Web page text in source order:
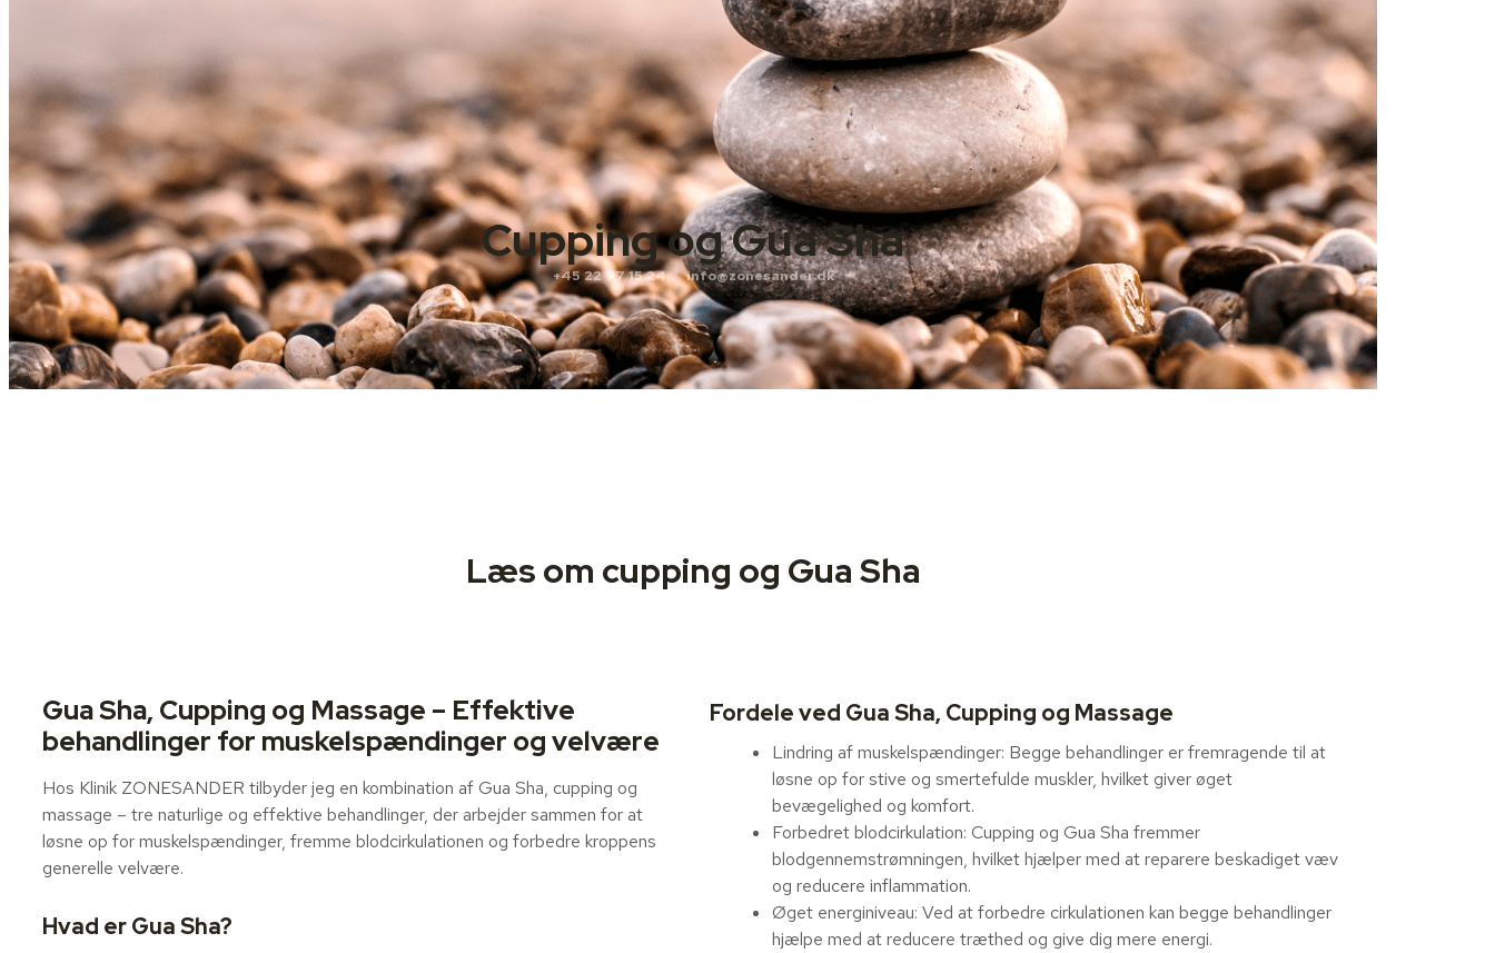
Cupping og Gua Sha
+45 22 77 15 24 info@zonesander.dk
Læs om cupping og Gua Sha
Gua Sha, Cupping og Massage – Effektive
behandlinger for muskelspændinger og velvære
Hos Klinik ZONESANDER tilbyder jeg en kombination af Gua Sha, cupping og
massage – tre naturlige og effektive behandlinger, der arbejder sammen for at
løsne op for muskelspændinger, fremme blodcirkulationen og forbedre kroppens
generelle velvære.
Hvad er Gua Sha?
Fordele ved Gua Sha, Cupping og Massage
Lindring af muskelspændinger: Begge behandlinger er fremragende til at
løsne op for stive og smertefulde muskler, hvilket giver øget
bevægelighed og komfort.
Forbedret blodcirkulation: Cupping og Gua Sha fremmer
blodgennemstrømningen, hvilket hjælper med at reparere beskadiget væv
og reducere inflammation.
Øget energiniveau: Ved at forbedre cirkulationen kan begge behandlinger
hjælpe med at reducere træthed og give dig mere energi.